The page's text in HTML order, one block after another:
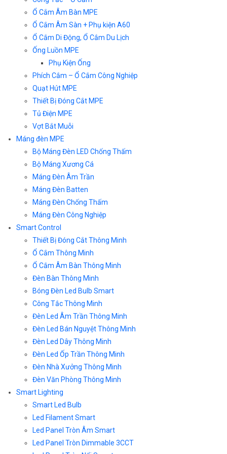
Ổ Cắm Âm Bàn MPE
Ổ Cắm Âm Sàn + Phụ kiện A60
Ổ Cắm Di Động, Ổ Cắm Du Lịch
Ống Luồn MPE
Phụ Kiện Ống
Phích Cắm – Ổ Cắm Công Nghiệp
Quạt Hút MPE
Thiết Bị Đóng Cắt MPE
Tủ Điện MPE
Vợt Bắt Muỗi
Máng đèn MPE
Bộ Máng Đèn LED Chống Thấm
Bộ Máng Xương Cá
Máng Đèn Âm Trần
Máng Đèn Batten
Máng Đèn Chống Thấm
Máng Đèn Công Nghiệp
Smart Control
Thiết Bị Đóng Cắt Thông Minh
Ổ Cắm Thông Minh
Ổ Cắm Âm Bàn Thông Minh
Đèn Bàn Thông Minh
Bóng Đèn Led Bulb Smart
Công Tắc Thông Minh
Đèn Led Âm Trần Thông Minh
Đèn Led Bán Nguyệt Thông Minh
Đèn Led Dây Thông Minh
Đèn Led Ốp Trần Thông Minh
Đèn Nhà Xưởng Thông Minh
Đèn Văn Phòng Thông Minh
Smart Lighting
Smart Led Bulb
Led Filament Smart
Led Panel Tròn Âm Smart
Led Panel Tròn Dimmable 3CCT